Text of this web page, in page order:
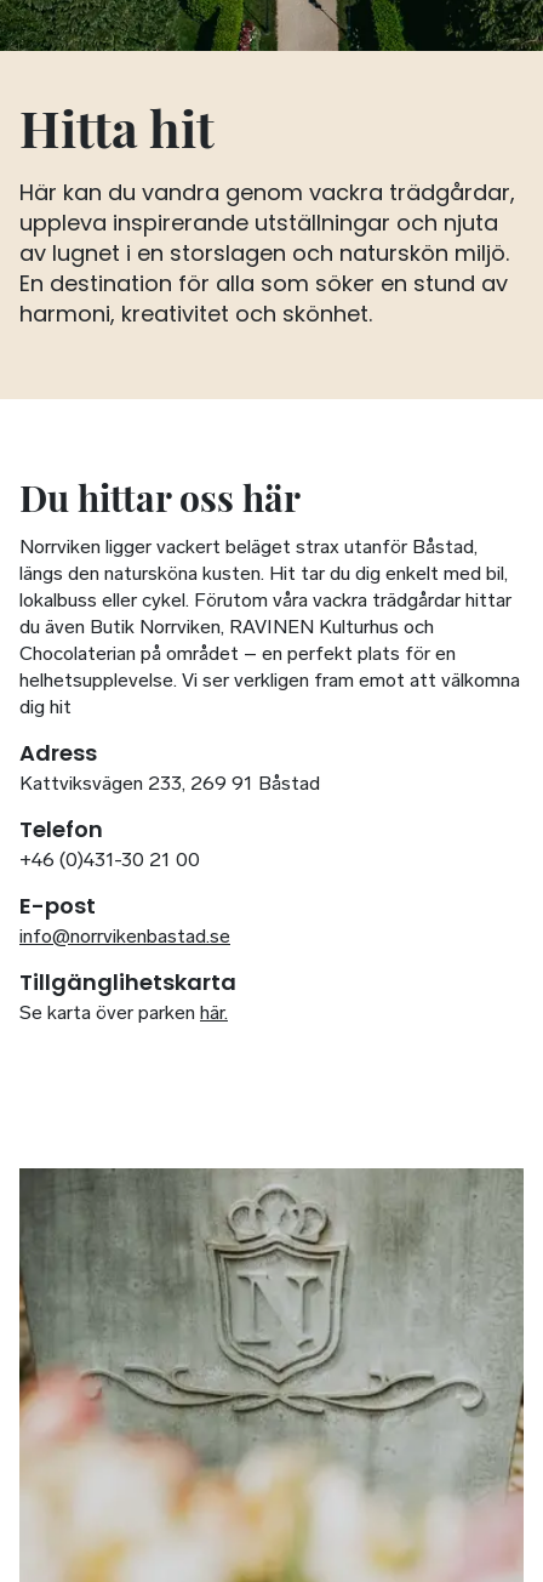
Hitta hit
Här kan du vandra genom vackra trädgårdar,
uppleva inspirerande utställningar och njuta
av lugnet i en storslagen och naturskön miljö.
En destination för alla som söker en stund av
harmoni, kreativitet och skönhet.
Du hittar oss här
Norrviken ligger vackert beläget strax utanför Båstad,
längs den natursköna kusten. Hit tar du dig enkelt med bil,
lokalbuss eller cykel. Förutom våra vackra trädgårdar hittar
du även Butik Norrviken, RAVINEN Kulturhus och
Chocolaterian på området – en perfekt plats för en
helhetsupplevelse. Vi ser verkligen fram emot att välkomna
dig hit
Adress
Kattviksvägen 233, 269 91 Båstad
Telefon
+46 (0)431-30 21 00
E-post
info@norrvikenbastad.se
Tillgänglihetskarta
Se karta över parken här.